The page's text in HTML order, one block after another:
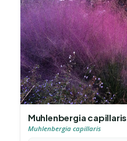
Muhlenbergia capillaris
Muhlenbergia capillaris